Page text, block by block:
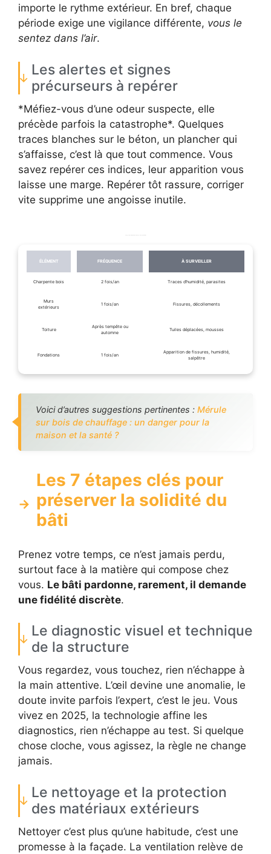
importe le rythme extérieur. En bref, chaque
période exige une vigilance différente, vous le
sentez dans l’air.
Les alertes et signes
précurseurs à repérer
*Méfiez-vous d’une odeur suspecte, elle
précède parfois la catastrophe*. Quelques
traces blanches sur le béton, un plancher qui
s’affaisse, c’est là que tout commence. Vous
savez repérer ces indices, leur apparition vous
laisse une marge. Repérer tôt rassure, corriger
vite supprime une angoisse inutile.
ÉLÉMENT FRÉQUENCE À SURVEILLER
Charpente bois 2 fois/an Traces d’humidité, parasites
Murs
extérieurs
1 fois/an Fissures, décollements
Toiture
Après tempête ou
automne
Tuiles déplacées, mousses
Fondations 1 fois/an
Apparition de fissures, humidité,
salpêtre
Voici d’autres suggestions pertinentes : Mérule
sur bois de chauffage : un danger pour la
maison et la santé ?
Les 7 étapes clés pour
préserver la solidité du
bâti
Prenez votre temps, ce n’est jamais perdu,
surtout face à la matière qui compose chez
vous. Le bâti pardonne, rarement, il demande
une fidélité discrète.
Le diagnostic visuel et technique
de la structure
Vous regardez, vous touchez, rien n’échappe à
la main attentive. L’œil devine une anomalie, le
doute invite parfois l’expert, c’est le jeu. Vous
vivez en 2025, la technologie affine les
diagnostics, rien n’échappe au test. Si quelque
chose cloche, vous agissez, la règle ne change
jamais.
Le nettoyage et la protection
des matériaux extérieurs
Nettoyer c’est plus qu’une habitude, c’est une
promesse à la façade. La ventilation relève de